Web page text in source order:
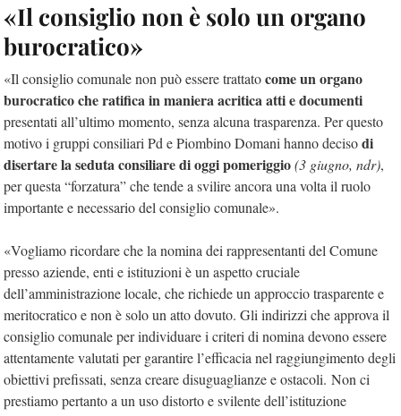
«Il consiglio non è solo un organo
burocratico»
«Il consiglio comunale non può essere trattatocome un organo
burocratico che ratifica in maniera acritica atti e documenti
presentati all’ultimo momento, senza alcuna trasparenza. Per questo
motivo i gruppi consiliari Pd e Piombino Domani hanno decisodi
disertare la seduta consiliare di oggi pomeriggio(3 giugno, ndr),
per questa “forzatura” che tende a svilire ancora una volta il ruolo
importante e necessario del consiglio comunale».
«Vogliamo ricordare che la nomina dei rappresentanti del Comune
presso aziende, enti e istituzioni è un aspetto cruciale
dell’amministrazione locale, che richiede un approccio trasparente e
meritocratico e non è solo un atto dovuto. Gli indirizzi che approva il
consiglio comunale per individuare i criteri di nomina devono essere
attentamente valutati per garantire l’efficacia nel raggiungimento degli
obiettivi prefissati, senza creare disuguaglianze e ostacoli. Non ci
prestiamo pertanto a un uso distorto e svilente dell’istituzione